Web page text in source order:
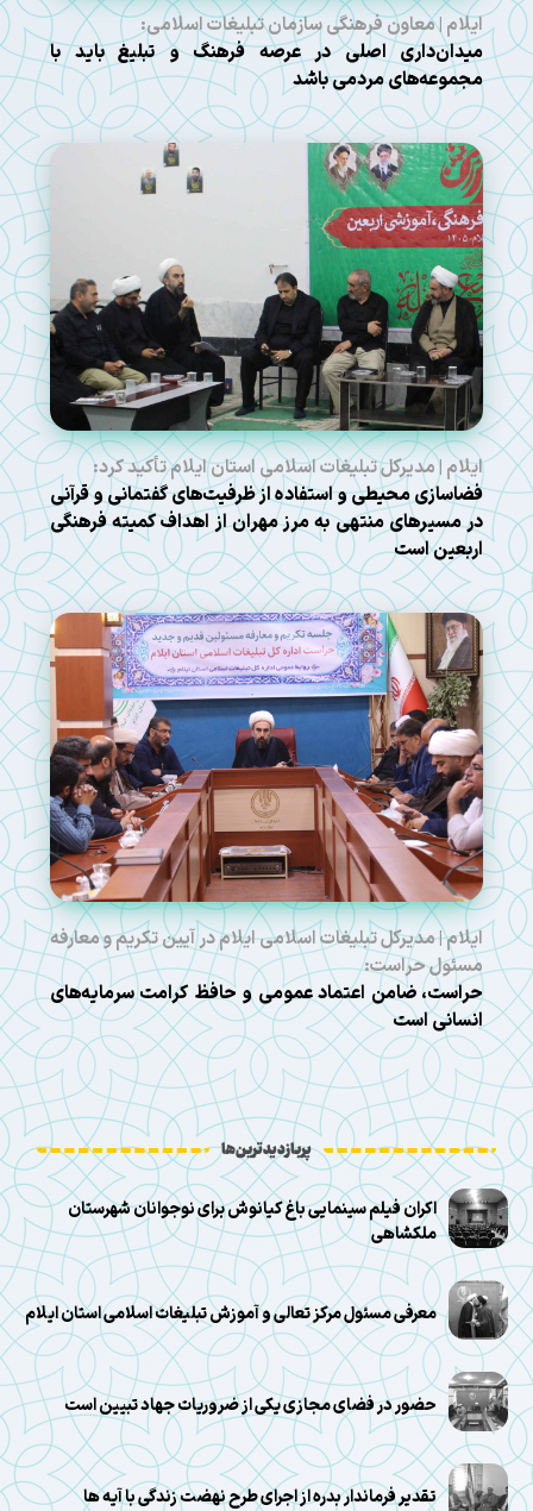
ایلام | معاون فرهنگی سازمان تبلیغات اسلامی:
میدان‌داری اصلی در عرصه فرهنگ و تبلیغ باید با
مجموعه‌های مردمی باشد
ایلام | مدیرکل تبلیغات اسلامی استان ایلام تأکید کرد:
فضاسازی محیطی و استفاده از ظرفیت‌های گفتمانی و قرآنی
در مسیرهای منتهی به مرز مهران از اهداف کمیته فرهنگی
اربعین است
ایلام | مدیرکل تبلیغات اسلامی ایلام در آیین تکریم و معارفه
مسئول حراست:
حراست، ضامن اعتماد عمومی و حافظ کرامت سرمایه‌های
انسانی است
پربازدیدترین‌ها
اکران فیلم سینمایی باغ کیانوش برای نوجوانان شهرستان
ملکشاهی
معرفی مسئول مرکز تعالی و آموزش تبلیغات اسلامی استان ایلام
حضور در فضای مجازی یکی از ضروریات جهاد تبیین است
تقدیر فرماندار بدره از اجرای طرح نهضت زندگی با آیه ها